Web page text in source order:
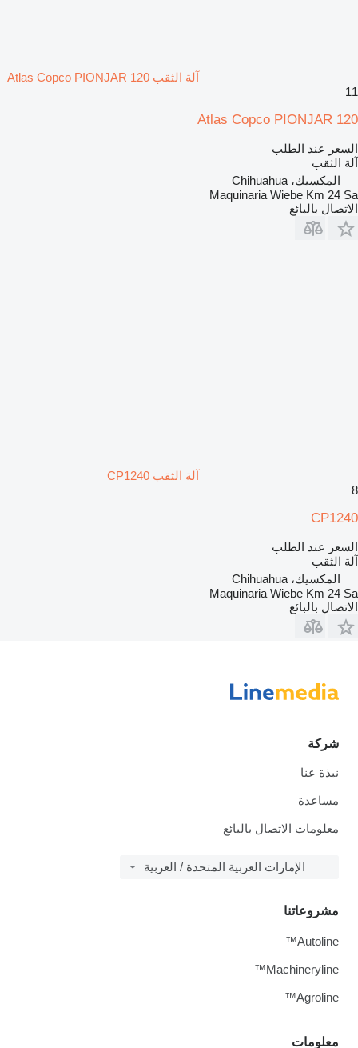
آلة الثقب Atlas Copco PIONJAR 120
11
Atlas Copco PIONJAR 120
السعر عند الطلب
آلة الثقب
المكسيك، Chihuahua
Maquinaria Wiebe Km 24 Sa
الاتصال بالبائع
آلة الثقب CP1240
8
CP1240
السعر عند الطلب
آلة الثقب
المكسيك، Chihuahua
Maquinaria Wiebe Km 24 Sa
الاتصال بالبائع
شركة
نبذة عنا
مساعدة
معلومات الاتصال بالبائع
الإمارات العربية المتحدة / العربية
معلومات
مشروعاتنا
Autoline™
Machineryline™
Agroline™